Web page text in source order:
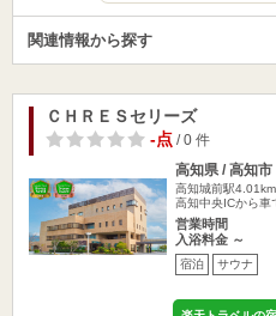
関連情報から探す
ＣＨＲＥＳセリーズ
-点/ 0 件
高知県 / 高知市
高知城前駅4.01km
高知中央ICから車
営業時間
入浴料金 ～
宿泊 サウナ